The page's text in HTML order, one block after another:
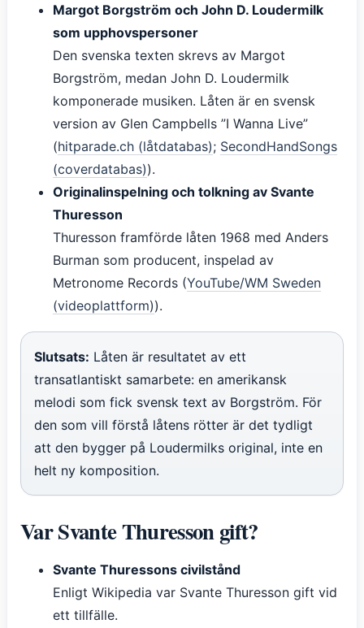
Margot Borgström och John D. Loudermilk
som upphovspersoner
Den svenska texten skrevs av Margot
Borgström, medan John D. Loudermilk
komponerade musiken. Låten är en svensk
version av Glen Campbells ”I Wanna Live”
(hitparade.ch (låtdatabas); SecondHandSongs
(coverdatabas)).
Originalinspelning och tolkning av Svante
Thuresson
Thuresson framförde låten 1968 med Anders
Burman som producent, inspelad av
Metronome Records (YouTube/WM Sweden
(videoplattform)).
Slutsats: Låten är resultatet av ett
transatlantiskt samarbete: en amerikansk
melodi som fick svensk text av Borgström. För
den som vill förstå låtens rötter är det tydligt
att den bygger på Loudermilks original, inte en
helt ny komposition.
Var Svante Thuresson gift?
Svante Thuressons civilstånd
Enligt Wikipedia var Svante Thuresson gift vid
ett tillfälle.